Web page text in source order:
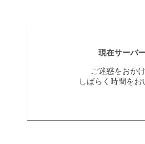
現在サーバ
ご迷惑をおか
しばらく時間を